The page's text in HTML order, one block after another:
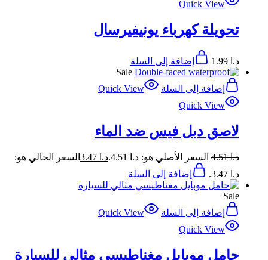
Quick View
تحويلة كهرباء يونيفيرسال
د.ا
إضافة إلى السلة
Sale
إضافة إلى السلة
Quick View
Quick View
لاصق دبل فيس ضد الماء
د.ا4.51 السعر الأصلي هو: د.ا 4.51. د.ا
السعر الحالي هو:
د.ا 3.47.
إضافة إلى السلة
Sale
إضافة إلى السلة
Quick View
Quick View
حامل موبايل مغناطيسي مثالي للسيارة